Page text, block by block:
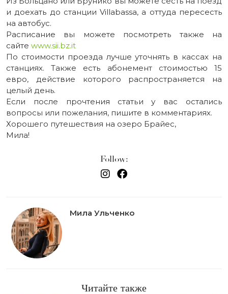
и доехать до станции Villabassa, а оттуда пересесть
на автобус.
Расписание вы можете посмотреть также на
сайте www.sii.bz.it
По стоимости проезда лучше уточнять в кассах на
станциях. Также есть абонемент стоимостью 15
евро, действие которого распространяется на
целый день.
Если после прочтения статьи у вас остались
вопросы или пожелания, пишите в комментариях.
Хорошего путешествия на озеро Брайес,
Мила!
Follow:
Мила Ульченко
Читайте также